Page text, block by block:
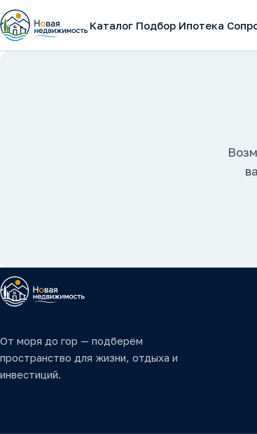
Каталог Подбор Ипотека
От моря до гор — подберём
пространство для жизни, отдыха и
инвестиций.